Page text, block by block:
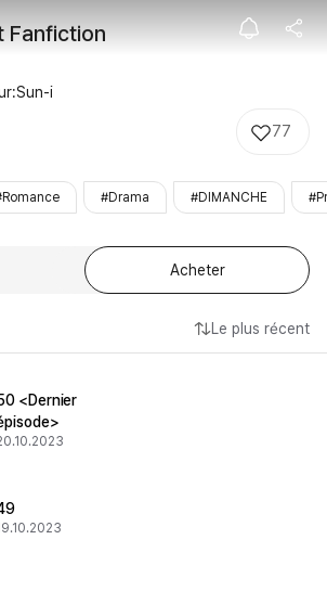
Amour, Bias,
Fanfiction
i
77
#Drama #DIMANCHE
Acheter
Le plus récent
<Dernier